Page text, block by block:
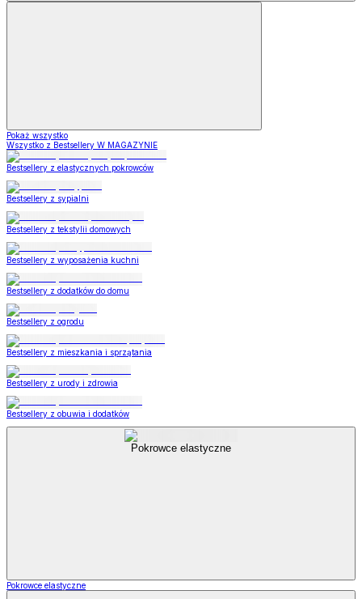
Pokaż wszystko
Wszystko z Bestsellery W MAGAZYNIE
Bestsellery z elastycznych pokrowców
Bestsellery z sypialni
Bestsellery z tekstylii domowych
Bestsellery z wyposażenia kuchni
Bestsellery z dodatków do domu
Bestsellery z ogrodu
Bestsellery z mieszkania i sprzątania
Bestsellery z urody i zdrowia
Bestsellery z obuwia i dodatków
Pokrowce elastyczne
Pokrowce elastyczne